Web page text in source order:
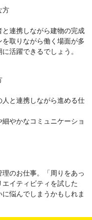
方
連携しながら建物の完成
取りながら働く場面が多
活躍できるでしょう。
と連携しながら進める仕
やかなコミュニケーショ
のお仕事。「周りをあっ
イティビティを試した
悩んでしまうかもしれま